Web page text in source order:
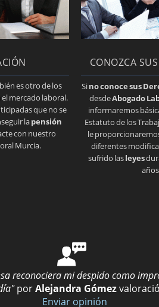
es otro de los
mercado laboral.
que no se
lapensión
con nuestro
Murcia.
CONOZCA
Sino conoce sus
desdeAbogado
informaremos
Estatuto de los
le
diferentes
sufrido lasleyes
reconociera mi despido como
porAlejandra Gómez
Enviar opinión